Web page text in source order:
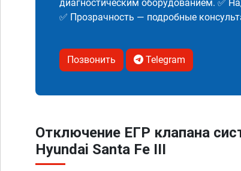
диагностическим оборудованием. ✅
✅ Прозрачность — подробные
Позвонить Telegram
Отключение ЕГР клапана
Hyundai Santa Fe III